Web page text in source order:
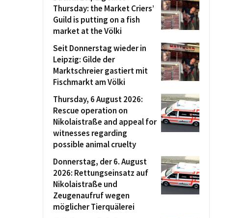
Thursday: the Market Criers’
Guild is putting on a fish
market at the Völki
Seit Donnerstag wieder in
Leipzig: Gilde der
Marktschreier gastiert mit
Fischmarkt am Völki
Thursday, 6 August 2026:
Rescue operation on
Nikolaistraße and appeal for
witnesses regarding
possible animal cruelty
Donnerstag, der 6. August
2026: Rettungseinsatz auf
Nikolaistraße und
Zeugenaufruf wegen
möglicher Tierquälerei